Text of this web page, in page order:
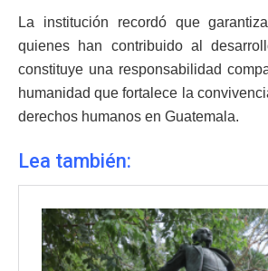
La institución recordó que
quienes han contribuido al
constituye una responsabilidad
humanidad que fortalece la
derechos humanos en Guatemala.
Lea también: